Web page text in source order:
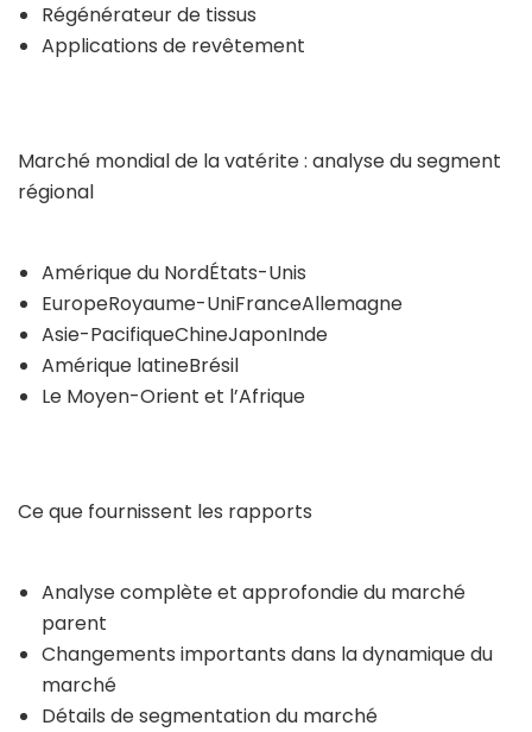
Régénérateur de tissus
Applications de revêtement
Marché mondial de la vatérite : analyse du segment
régional
Amérique du NordÉtats-Unis
EuropeRoyaume-UniFranceAllemagne
Asie-PacifiqueChineJaponInde
Amérique latineBrésil
Le Moyen-Orient et l’Afrique
Ce que fournissent les rapports
Analyse complète et approfondie du marché
parent
Changements importants dans la dynamique du
marché
Détails de segmentation du marché